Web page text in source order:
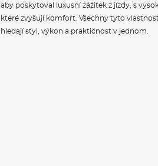
aby poskytoval luxusní zážitek z jízdy, s
které zvyšují komfort. Všechny tyto
hledají styl, výkon a praktičnost v jednom.